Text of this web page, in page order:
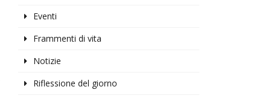
Eventi
Frammenti di vita
Notizie
Riflessione del giorno